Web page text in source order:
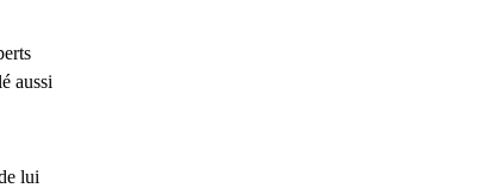
aussi
lui